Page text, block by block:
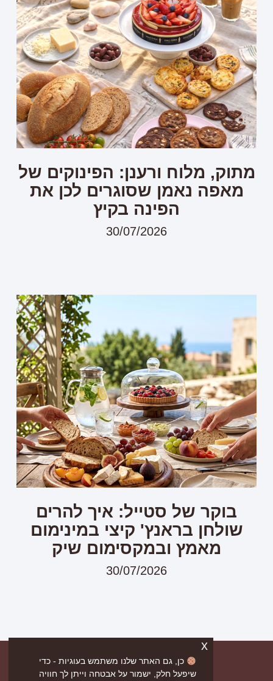
מתוק, מלוח ורענן: הפינוקים של
מאפה נאמן שסוגרים לכן את
הפינה בקיץ
30/07/2026
בוקר של סטייל: איך להרים
שולחן בראנץ' קיצי במינימום
מאמץ ובמקסימום שיק
30/07/2026
כן, גם האתר שלנו משתמש בעוגיות - כדי
שיפעל חלק, ישמור על אבטחה וייתן לך חוויה
x